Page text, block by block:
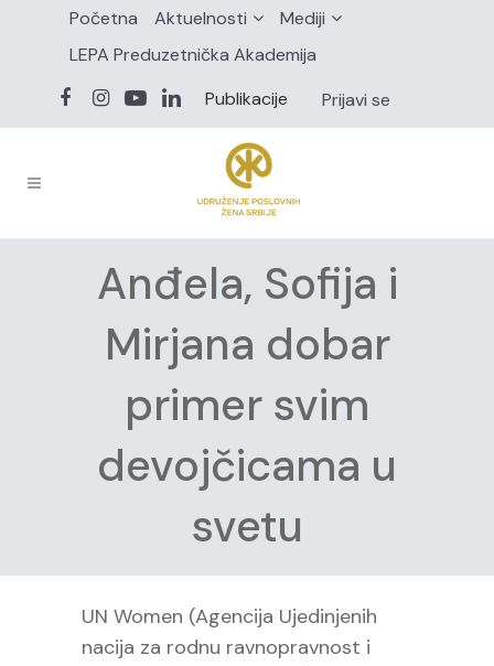
Početna Aktuelnosti
Mediji
LEPA Preduzetnička Akademija
Publikacije
Prijavi se
Anđela, Sofija i
Mirjana dobar
primer svim
devojčicama u
svetu
UN Women (Agencija Ujedinjenih
nacija za rodnu ravnopravnost i